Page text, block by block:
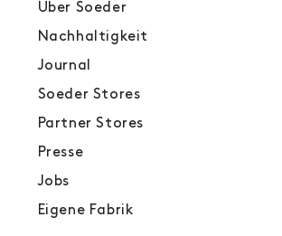
Über Soeder
Nachhaltigkeit
Journal
Soeder Stores
Partner Stores
Presse
Jobs
Eigene Fabrik